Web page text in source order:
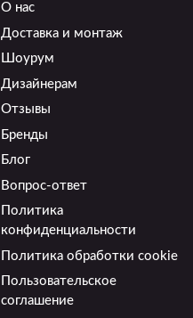
О нас
Доставка и монтаж
Шоурум
Дизайнерам
Отзывы
Бренды
Блог
Вопрос-ответ
Политика
конфиденциальности
Политика обработки cookie
Пользовательское
соглашение